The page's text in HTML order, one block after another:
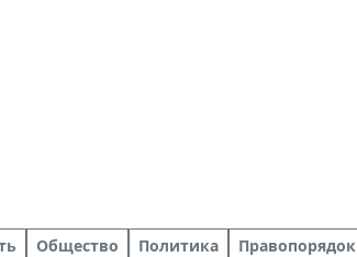
Общество Политика Правопорядок